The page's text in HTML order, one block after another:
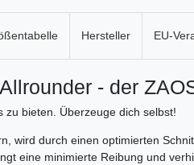
Hersteller EU-
- der
zu bieten. Überzeuge dich selbst!
wird durch einen optimierten
eine minimierte Reibung und